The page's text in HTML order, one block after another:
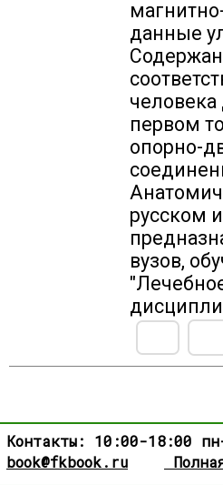
данные
первом
опорно-
русском
вузов,
Контакты: 10:00-18:00
book@fkbook.ru